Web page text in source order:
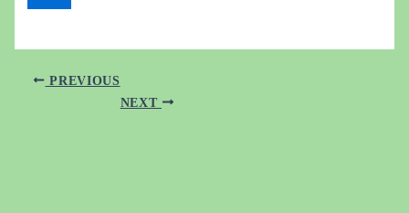
PREVIOUS
NEXT